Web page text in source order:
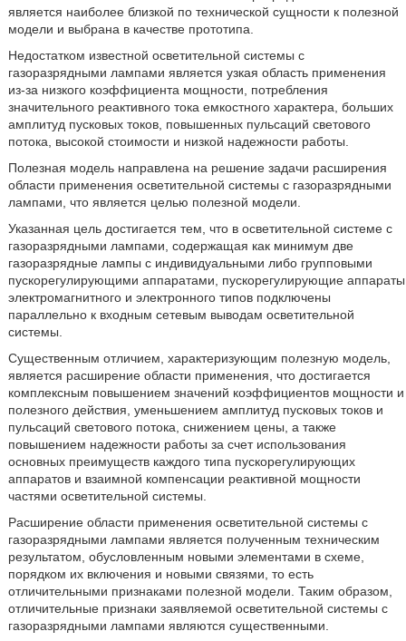
является наиболее близкой по технической сущности к полезной
модели и выбрана в качестве прототипа.
Недостатком известной осветительной системы с
газоразрядными лампами является узкая область применения
из-за низкого коэффициента мощности, потребления
значительного реактивного тока емкостного характера, больших
амплитуд пусковых токов, повышенных пульсаций светового
потока, высокой стоимости и низкой надежности работы.
Полезная модель направлена на решение задачи расширения
области применения осветительной системы с газоразрядными
лампами, что является целью полезной модели.
Указанная цель достигается тем, что в осветительной системе с
газоразрядными лампами, содержащая как минимум две
газоразрядные лампы с индивидуальными либо групповыми
пускорегулирующими аппаратами, пускорегулирующие аппараты
электромагнитного и электронного типов подключены
параллельно к входным сетевым выводам осветительной
системы.
Существенным отличием, характеризующим полезную модель,
является расширение области применения, что достигается
комплексным повышением значений коэффициентов мощности и
полезного действия, уменьшением амплитуд пусковых токов и
пульсаций светового потока, снижением цены, а также
повышением надежности работы за счет использования
основных преимуществ каждого типа пускорегулирующих
аппаратов и взаимной компенсации реактивной мощности
частями осветительной системы.
Расширение области применения осветительной системы с
газоразрядными лампами является полученным техническим
результатом, обусловленным новыми элементами в схеме,
порядком их включения и новыми связями, то есть
отличительными признаками полезной модели. Таким образом,
отличительные признаки заявляемой осветительной системы с
газоразрядными лампами являются существенными.